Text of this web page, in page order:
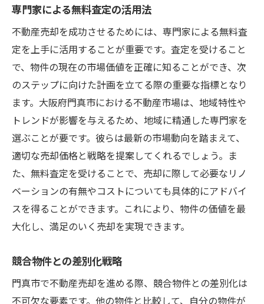
専門家による無料査定の活用法
不動産売却を成功させるためには、専門家による無料査
定を上手に活用することが重要です。査定を受けること
で、物件の現在の市場価値を正確に知ることができ、次
のステップに向けた計画を立てる際の重要な指標となり
ます。大阪府門真市における不動産市場は、地域特性や
トレンドが影響を与えるため、地域に精通した専門家を
選ぶことが要です。彼らは最新の市場動向を踏まえて、
適切な売却価格と戦略を提案してくれるでしょう。ま
た、無料査定を受けることで、売却に際して必要なリノ
ベーションの有無やコストについても具体的にアドバイ
スを得ることができます。これにより、物件の価値を最
大化し、満足のいく売却を実現できます。
競合物件との差別化戦略
門真市で不動産売却を進める際、競合物件との差別化は
不可欠な要素です。他の物件と比較して、自分の物件が